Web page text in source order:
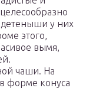
у них
этого,
вымя,
чаши. На
форме конуса